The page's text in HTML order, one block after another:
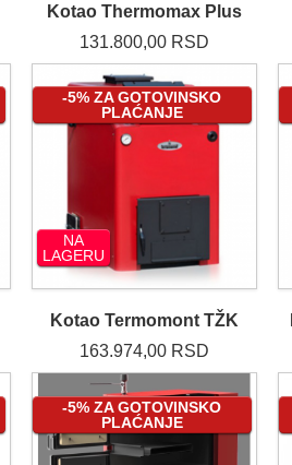
Kotao Thermomax Plus
131.800,00 RSD
-5% ZA GOTOVINSKO
PLAĆANJE
NA
LAGERU
Kotao Termomont TŽK
163.974,00 RSD
-5% ZA GOTOVINSKO
PLAĆANJE